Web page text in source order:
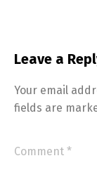
Leave a
Your email
fields are